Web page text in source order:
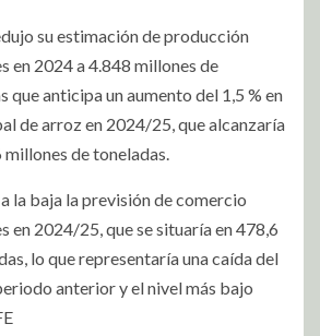
su estimación de producción
en 2024 a 4.848 millones de
que anticipa un aumento del 1,5 % en
de arroz en 2024/25, que alcanzaría
de toneladas.
la baja la previsión de comercio
en 2024/25, que se situaría en 478,6
lo que representaría una caída del
anterior y el nivel más bajo